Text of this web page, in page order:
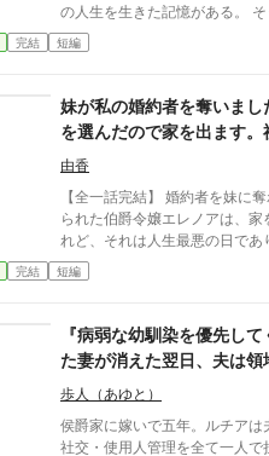
の人生を生きた記憶がある。
に言われてきた。 逃げた一回目、我慢した二回目。
いずれも上手くいかなかった。
完結 短編
妹が私の婚約者を奪いまし
を選んだので家を出ます。
商会を継いだ私に、今さら
由香
【全一話完結】 婚約者を妹に奪われ、父にも見捨て
られた伯爵令嬢エレノアは、家を
れど、それは人生最悪の日であ
た。 亡き祖母が遺したのは、世界最大商会の会頭の
座と莫大な財産。 商会を立て直し、世界中から称賛
てほしい」と泣きついてくるが……。 「
が捨てたのは、私ではなく未来です。
と、その手は取りません。
完結 短編
『病弱な幼馴染を優先し
た妻が消えた翌日、夫は領
て白紙になっていることに
歩人（あゆと）
侯爵家に嫁いで五年。ルチアは
社交・使用人管理を全て一人で